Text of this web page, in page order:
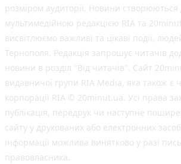
розміром аудиторії. Новини створюються
мультимедійною редакцією RIA та
висвітлюємо важливі та цікаві події,
Тернополя. Редакція запрошує читачів
новини в розділ "Від читачів". Сайт
видавничої групи RIA Media, яка також є
корпорації RIA © 20minut.ua. Усі права
публiкацiя, передрук чи наступне
сайту у друкованих або електронних
інформації можлива винятково у разі
правовласника.